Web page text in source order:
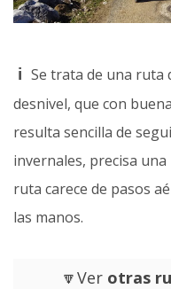
i Se trata de una ruta
desnivel, que con
resulta sencilla de
invernales, precisa
ruta carece de pasos
las manos.
🔽Ver otras